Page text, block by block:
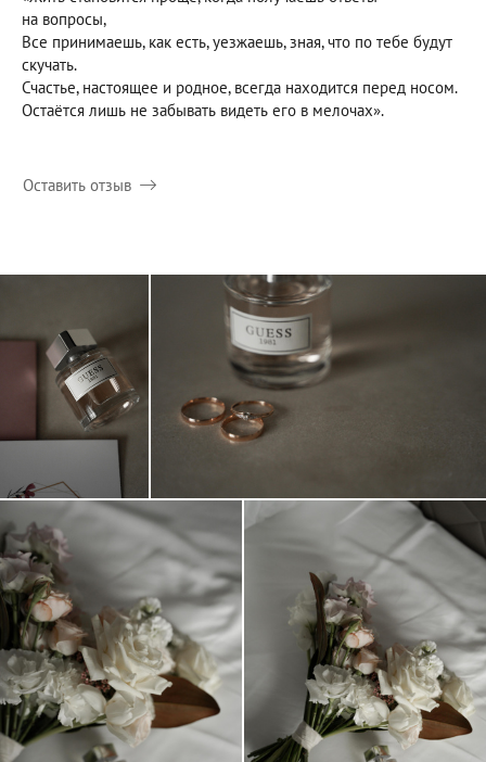
на вопросы,
Все принимаешь, как есть, уезжаешь, зная, что по тебе будут
скучать.
Счастье, настоящее и родное, всегда находится перед носом.
Остаётся лишь не забывать видеть его в мелочах».
Оставить отзыв